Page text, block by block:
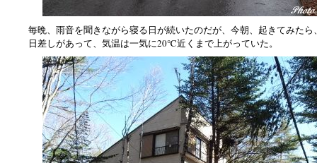
毎晩、雨音を聞きながら寝る日が続いたのだが、今朝、起きてみた
日差しがあって、気温は一気に20℃近くまで上がっていた。